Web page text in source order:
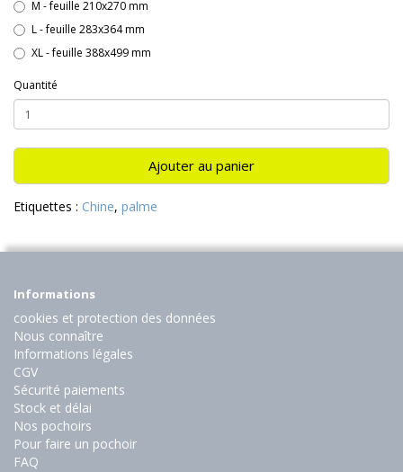
M - feuille 210x270 mm
L - feuille 283x364 mm
XL - feuille 388x499 mm
Quantité
Ajouter au panier
Etiquettes : Chine, palme
Informations
cookies et protection des données
Nous connaître
Informations légales
CGV
Sécurité paiements
Stock et délai
Nos pochoirs
Pour faire un pochoir
FAQ